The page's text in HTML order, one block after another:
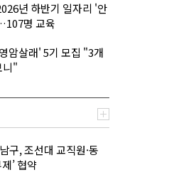
년 하반기 일자리 '안
명 교육
암살래' 5기 모집 "3개
니"
구, 조선대 교직원·동
’ 협약